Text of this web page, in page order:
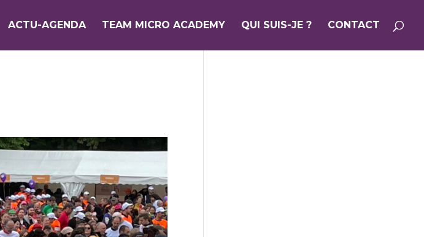
ACTU-AGENDA TEAM MICRO ACADEMY QUI SUIS-JE ? CONTACT